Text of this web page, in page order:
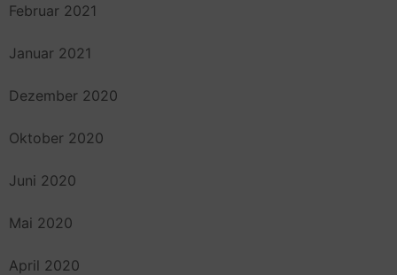
Februar 2021
Januar 2021
Dezember 2020
Oktober 2020
Juni 2020
Mai 2020
April 2020